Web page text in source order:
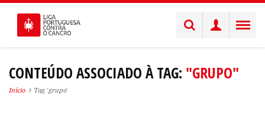
CONTEÚDO ASSOCIADO À TAG: "GRUPO"
Início Tag 'grupo'